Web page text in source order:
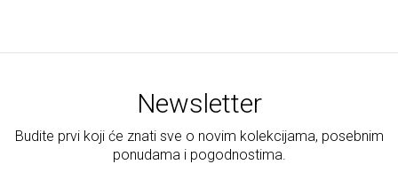
Newsletter
Budite prvi koji će znati sve o novim kolekcijama, posebnim
ponudama i pogodnostima.